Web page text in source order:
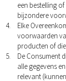
een bestelling
bijzondere
Elke
voorwaarden
producten of
De Consument
alle gegevens
relevant